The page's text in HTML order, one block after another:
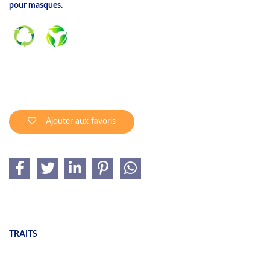
pour masques.
Ajouter aux favoris
TRAITS